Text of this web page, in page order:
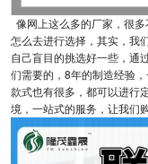
像网上这么多的厂家，很
怎么去进行选择，其实，我
自己盲目的挑选好一些，通
们需要的，8年的制造经验
款式也有很多，都可以进行
境，一站式的服务，让我们